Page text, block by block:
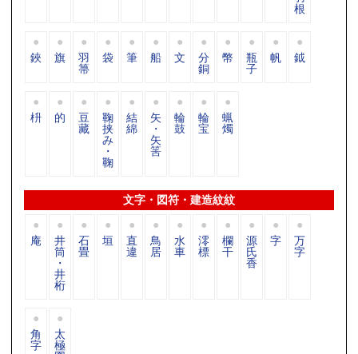
根
鋏 旗 羽
箒
袋 筆 船 文 分
銅
幣 瓶
子
帆 鉞
枡 的 豆
藏
鞠
挟
み
・
鞠
結
綿
矢
・
矢
筈
輪
鼓
輪
宝
蝋
燭
文字・図符・建造紋紋
庵 井
筒
・
井
桁
石
畳
垣 直
違
鳥
居
水
車
澪
標
欄
干
源
氏
香
字 万
字
角
字
太
極